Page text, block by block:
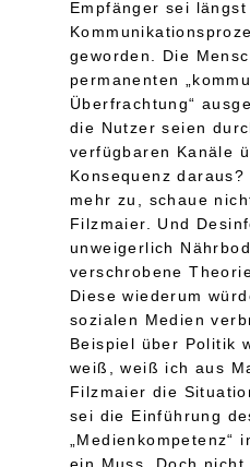
Empfänger sei
geworden. Die
permanenten
Überfrachtung“
die Nutzer seien
verfügbaren Kanäle
Konsequenz
mehr zu, schaue
Filzmaier. Und
unweigerlich
verschrobene
Diese wiederum
sozialen Medien
Beispiel über Politik
weiß, weiß ich aus
Filzmaier die
sei die Einführung
„Medienkompetenz“
ein Muss. Doch nicht